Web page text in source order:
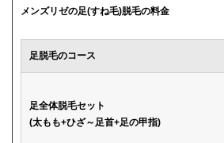
メンズリゼの足(すね毛)脱毛の料金
足脱毛のコース
足全体脱毛セット
(太もも+ひざ～足首+足の甲指)